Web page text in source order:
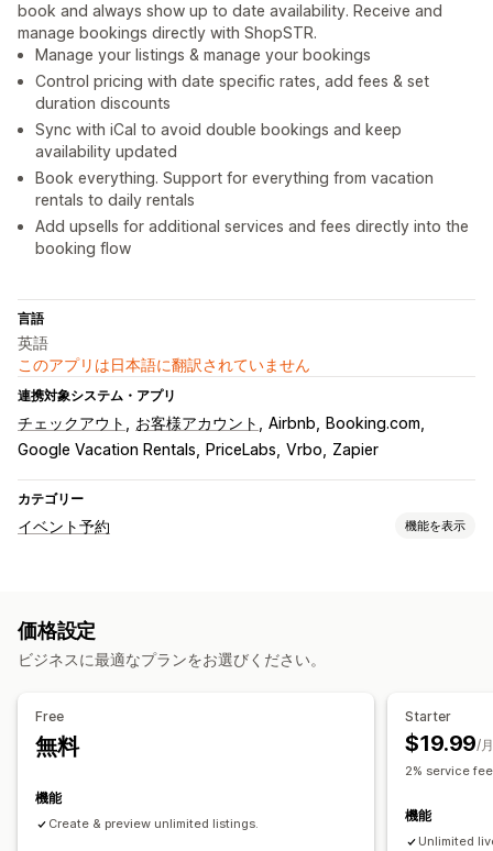
book and always show up to date availability. Receive and
manage bookings directly with ShopSTR.
Manage your listings & manage your bookings
Control pricing with date specific rates, add fees & set
duration discounts
Sync with iCal to avoid double bookings and keep
availability updated
Book everything. Support for everything from vacation
rentals to daily rentals
Add upsells for additional services and fees directly into the
booking flow
言語
英語
このアプリは日本語に翻訳されていません
連携対象システム・アプリ
チェックアウト お客様アカウント Airbnb
Booking.com
Google Vacation Rentals
PriceLabs Vrbo Zapier
カテゴリー
イベント予約 機能を表示
カスタムイベント
予約のキャンセル
イベントのチェックイン
メール通知
スタッフ管理
価格設定
ビジネスに最適なプランをお選びください。
Free
無料
機能
Create & preview unlimited listings.
Starter
$19.99/
2% service
機能
Unlimited